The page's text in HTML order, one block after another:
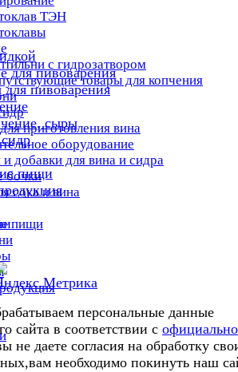
ТЭН
с гидрозатвором
товары для копчения
приготовления вина
оборудование
добавки для вина и сидра
бочки
сока и вина
пищи
для пивоварения
пивоварения
сыры
пищи
персональные данные
сайта в соответствии с
не даете согласия на обработку
необходимо покинуть наш